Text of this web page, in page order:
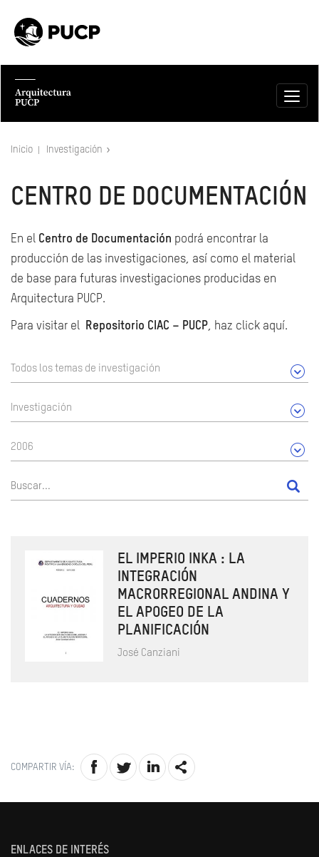
Inicio Investigación
CENTRO DE DOCUMENTACIÓN
En el Centro de Documentación podrá encontrar la
producción de las investigaciones, así como el material
de base para futuras investigaciones producidas en
Arquitectura PUCP.
Para visitar el Repositorio CIAC – PUCP, haz click aquí.
Todos los temas de investigación
Investigación
2006
EL IMPERIO INKA : LA
INTEGRACIÓN
MACRORREGIONAL ANDINA Y
EL APOGEO DE LA
PLANIFICACIÓN
José Canziani
COMPARTIR VÍA:
ENLACES DE INTERÉS